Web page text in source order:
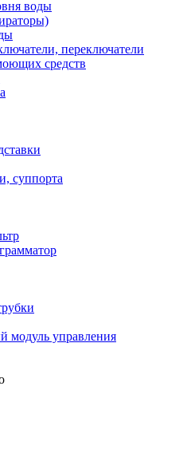
воды
переключатели
средств
суппорта
модуль управления